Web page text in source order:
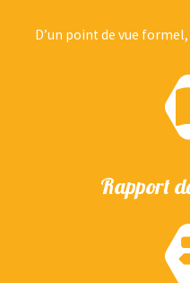
D’un point de vue
Rapport